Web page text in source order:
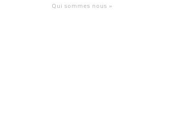
Qui sommes nous »